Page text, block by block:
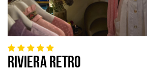
RIVIERA RETRO